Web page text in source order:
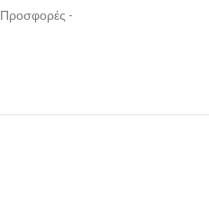
Προσφορές -